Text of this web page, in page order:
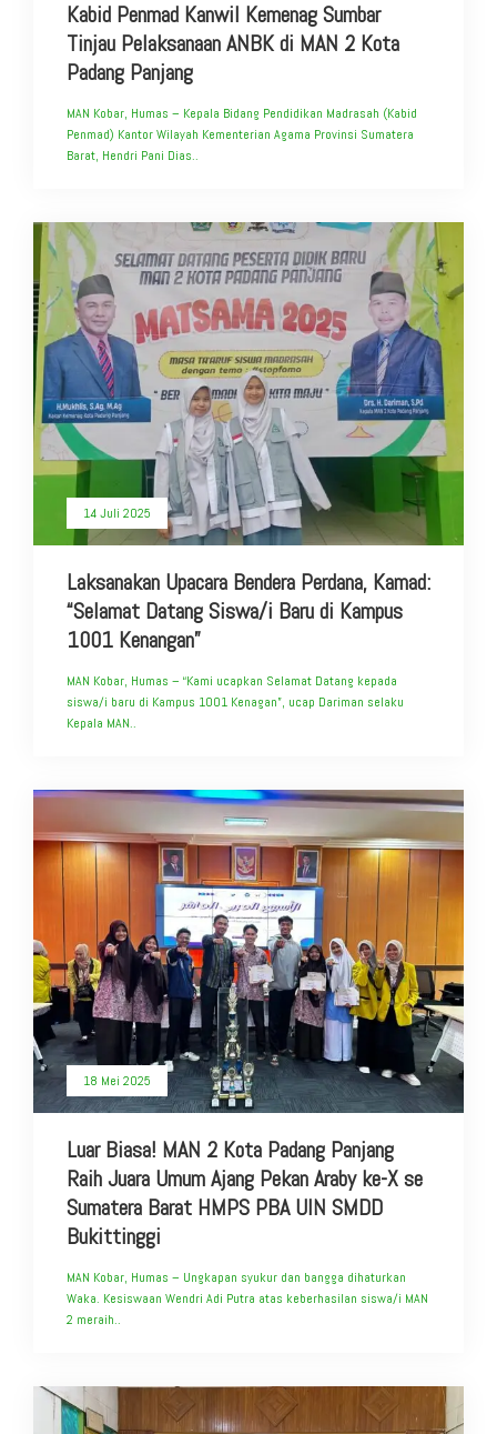
Kabid Penmad Kanwil Kemenag Sumbar
Tinjau Pelaksanaan ANBK di MAN 2 Kota
Padang Panjang
MAN Kobar, Humas – Kepala Bidang Pendidikan Madrasah (Kabid
Penmad) Kantor Wilayah Kementerian Agama Provinsi Sumatera
Barat, Hendri Pani Dias..
14 Juli 2025
Laksanakan Upacara Bendera Perdana, Kamad:
“Selamat Datang Siswa/i Baru di Kampus
1001 Kenangan”
MAN Kobar, Humas – “Kami ucapkan Selamat Datang kepada
siswa/i baru di Kampus 1001 Kenagan”, ucap Dariman selaku
Kepala MAN..
18 Mei 2025
Luar Biasa! MAN 2 Kota Padang Panjang
Raih Juara Umum Ajang Pekan Araby ke-X se
Sumatera Barat HMPS PBA UIN SMDD
Bukittinggi
MAN Kobar, Humas – Ungkapan syukur dan bangga dihaturkan
Waka. Kesiswaan Wendri Adi Putra atas keberhasilan siswa/i MAN
2 meraih..